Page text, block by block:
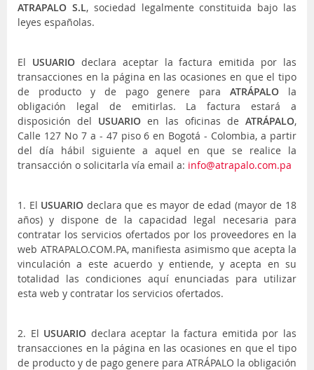
ATRAPALO S.L, sociedad legalmente constituida bajo las
leyes españolas.
El USUARIOdeclara aceptar la factura emitida por las
transacciones en la página en las ocasiones en que el tipo
de producto y de pago genere paraATRÁPALO la
obligación legal de emitirlas. La factura estará a
disposición del USUARIO en las oficinas de ATRÁPALO,
Calle 127 No 7 a - 47 piso 6 en Bogotá - Colombia, a partir
del día hábil siguiente a aquel en que se realice la
transacción o solicitarla vía email a: info@atrapalo.com.pa
1. El USUARIO declara que es mayor de edad (mayor de 18
años) y dispone de la capacidad legal necesaria para
contratar los servicios ofertados por los proveedores en la
web ATRAPALO.COM.PA, manifiesta asimismo que acepta la
vinculación a este acuerdo y entiende, y acepta en su
totalidad las condiciones aquí enunciadas para utilizar
esta web y contratar los servicios ofertados.
2. El USUARIO declara aceptar la factura emitida por las
transacciones en la página en las ocasiones en que el tipo
de producto y de pago genere para ATRÁPALO la obligación